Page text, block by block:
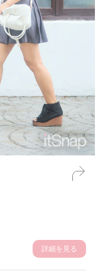
詳細を見る